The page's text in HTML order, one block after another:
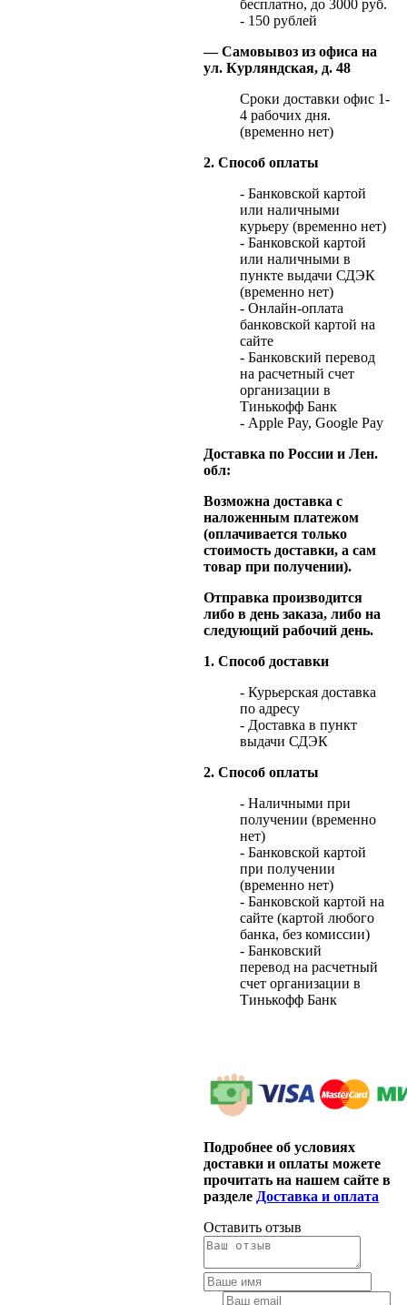
бесплатно, до 3000 руб.
- 150 рублей
— Самовывоз из офиса на
ул. Курляндская, д. 48
Сроки доставки офис 1-
4 рабочих дня.
(временно нет)
2. Способ оплаты
- Банковской картой
или наличными
курьеру (временно нет)
- Банковской картой
или наличными в
пункте выдачи СДЭК
(временно нет)
- Онлайн-оплата
банковской картой на
сайте
- Банковский перевод
на расчетный счет
организации в
Тинькофф Банк
- Apple Pay, Google Pay
Доставка по России и Лен.
обл:
Возможна доставка с
наложенным платежом
(оплачивается только
стоимость доставки, а сам
товар при получении).
Отправка производится
либо в день заказа, либо на
следующий рабочий день.
1. Способ доставки
- Курьерская доставка
по адресу
- Доставка в пункт
выдачи СДЭК
2. Способ оплаты
- Наличными при
получении (временно
нет)
- Банковской картой
при получении
(временно нет)
- Банковской картой на
сайте (картой любого
банка, без комиссии)
- Банковский
перевод на расчетный
счет организации в
Тинькофф Банк
Подробнее об условиях
доставки и оплаты можете
прочитать на нашем сайте в
разделе Доставка и оплата
Оставить отзыв